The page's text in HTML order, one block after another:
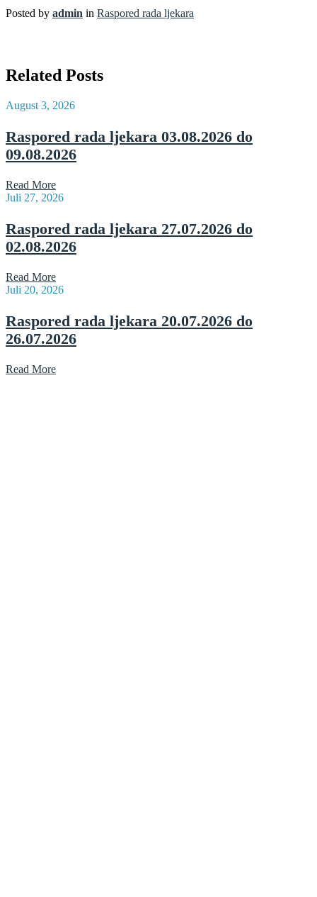
Posted by admin in Raspored rada ljekara
Related Posts
August 3, 2026
Raspored rada ljekara 03.08.2026 do
09.08.2026
Read More
Juli 27, 2026
Raspored rada ljekara 27.07.2026 do
02.08.2026
Read More
Juli 20, 2026
Raspored rada ljekara 20.07.2026 do
26.07.2026
Read More